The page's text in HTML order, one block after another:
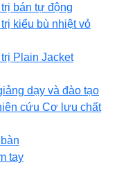
bán tự động
kiểu bù nhiệt vỏ
Plain Jacket
dạy và đào tạo
cứu Cơ lưu chất
tay